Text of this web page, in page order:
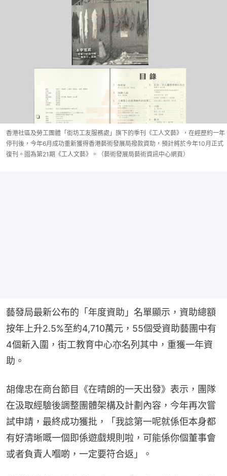
香港社區及勞工團體「街坊工友服務處」旗下的季刊《工人文藝》，在經歷約一年
停刊後，今年6月成功重新獲得香港藝術發展局撥款資助，預計將於今年10月正式
復刊。圖為第21期《工人文藝》。（藝術發展局藝術資訊中心網頁）
藝發局最新公布的「年度資助」名單顯示，資助總額
按年上升2.5%至約4,710萬元，55個受資助藝團中有
4個新入圍，街工教育中心亦名列其中，重獲一年資
助。
胡偉忠在商台節目《在晴朗的一天出發》表示，團隊
在汲取經驗後調整團體架構及計劃內容，今年再次嘗
試申請，最終成功獲批，「我諗第一呢就係佢本身都
有好清晰嘅一個即係遊戲規則啦，可能係你個董事會
或者負責人嗰啲，一定要符合返」。